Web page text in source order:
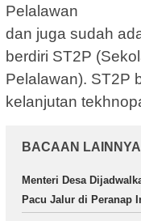
Pelalawan
dan juga sudah
berdiri ST2P
Pelalawan). ST2P
kelanjutan
BACAAN LAINNYA
Menteri Desa
Pacu Jalur di Peranap